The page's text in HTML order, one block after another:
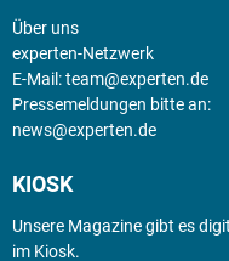
Über uns
experten-Netzwerk
E-Mail:team@experten.de
Pressemeldungen bitte an:
news@experten.de
KIOSK
Unsere Magazine gibt es
im Kiosk.